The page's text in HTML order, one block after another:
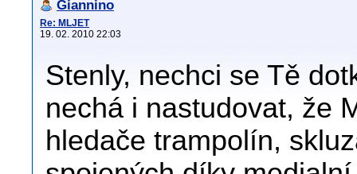
Giannino
Re: MLJET
19. 02. 2010 22:03
Stenly, nechci se Tě
nechá i nastudovat, že
hledače trampolín,